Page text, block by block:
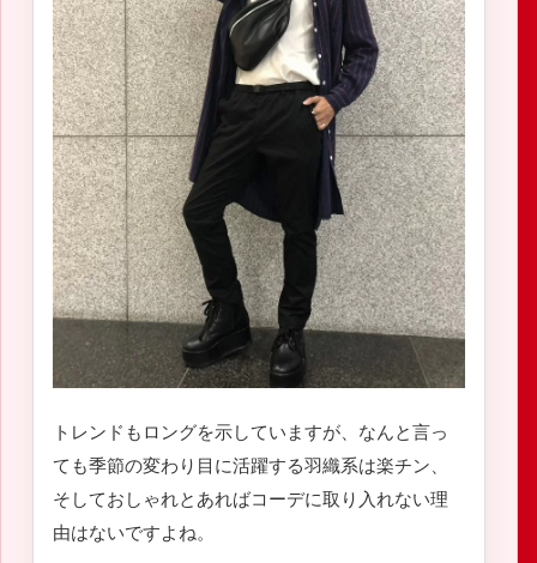
トレンドもロングを示していますが、なんと言っ
ても季節の変わり目に活躍する羽織系は楽チン、
そしておしゃれとあればコーデに取り入れない理
由はないですよね。